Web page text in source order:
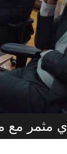
مثمر